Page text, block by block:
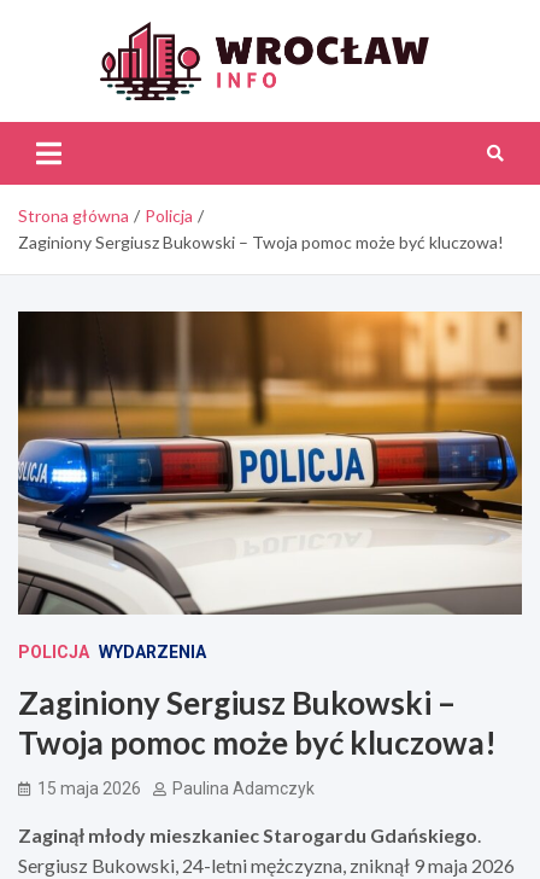
Strona główna
Policja
Zaginiony Sergiusz Bukowski – Twoja pomoc może być kluczowa!
POLICJA WYDARZENIA
Zaginiony Sergiusz Bukowski –
Twoja pomoc może być kluczowa!
15 maja 2026 Paulina Adamczyk
Zaginął młody mieszkaniec Starogardu Gdańskiego.
Sergiusz Bukowski, 24-letni mężczyzna, zniknął 9 maja 2026